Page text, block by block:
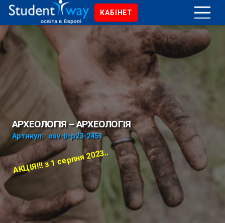
КАБІНЕТ
АРХЕОЛОГІЯ – АРХЕОЛОГІЯ
Артикул: osv-b-p23-2451
АКЦІЯ!!! з 1 серпня 2023..